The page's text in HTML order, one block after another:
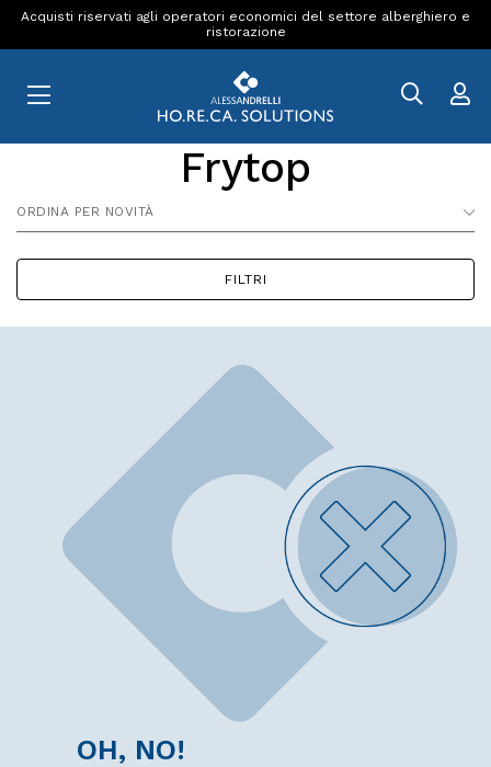
Acquisti riservati agli operatori economici del settore alberghiero e
ristorazione
Frytop
ORDINA PER NOVITÀ
FILTRI
OH, NO!